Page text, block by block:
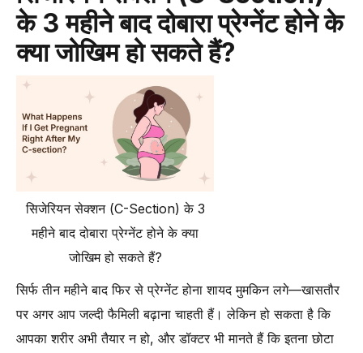
के 3 महीने बाद दोबारा प्रेग्नेंट होने के
क्या जोखिम हो सकते हैं?
सिजेरियन सेक्शन (C-Section) के 3
महीने बाद दोबारा प्रेग्नेंट होने के क्या
जोखिम हो सकते हैं?
सिर्फ तीन महीने बाद फिर से प्रेग्नेंट होना शायद मुमकिन लगे—खासतौर
पर अगर आप जल्दी फैमिली बढ़ाना चाहती हैं। लेकिन हो सकता है कि
आपका शरीर अभी तैयार न हो, और डॉक्टर भी मानते हैं कि इतना छोटा